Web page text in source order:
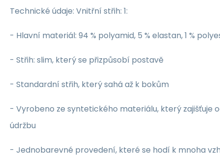
Technické údaje: Vnitřní střih: 1:
- Hlavní materiál: 94 % polyamid, 5 % elastan, 1 %
- Střih: slim, který se přizpůsobí postavě
- Standardní střih, který sahá až k bokům
- Vyrobeno ze syntetického materiálu, který zajišťuje
údržbu
- Jednobarevné provedení, které se hodí k mnoha